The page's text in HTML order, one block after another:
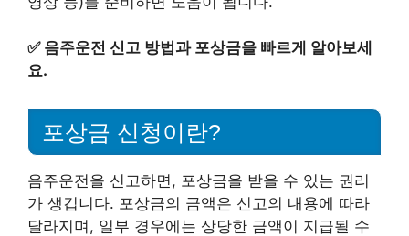
✅ 음주운전 신고 방법과 포상금을 빠르게 알아보세
요.
포상금 신청이란?
음주운전을 신고하면, 포상금을 받을 수 있는 권리
가 생깁니다. 포상금의 금액은 신고의 내용에 따라
달라지며, 일부 경우에는 상당한 금액이 지급될 수